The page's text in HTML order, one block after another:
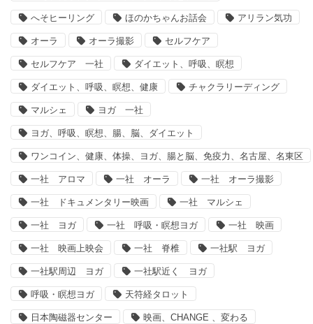
へそヒーリング ほのかちゃんお話会 アリラン気功
オーラ オーラ撮影 セルフケア
セルフケア 一社 ダイエット、呼吸、瞑想
ダイエット、呼吸、瞑想、健康 チャクラリーディング
マルシェ ヨガ 一社
ヨガ、呼吸、瞑想、腸、脳、ダイエット
ワンコイン、健康、体操、ヨガ、腸と脳、免疫力、名古屋、名東区
一社 アロマ 一社 オーラ 一社 オーラ撮影
一社 ドキュメンタリー映画 一社 マルシェ
一社 ヨガ 一社 呼吸・瞑想ヨガ 一社 映画
一社 映画上映会 一社 脊椎 一社駅 ヨガ
一社駅周辺 ヨガ 一社駅近く ヨガ
呼吸・瞑想ヨガ 天符経タロット
日本陶磁器センター 映画、CHANGE 、変わる